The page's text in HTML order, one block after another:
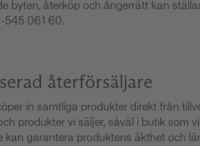
byten, återköp och ångerrätt kan
545 061 60.
återförsäljare
in samtliga produkter direkt från
produkter vi säljer, såväl i butik som
kan garantera produktens äkthet och